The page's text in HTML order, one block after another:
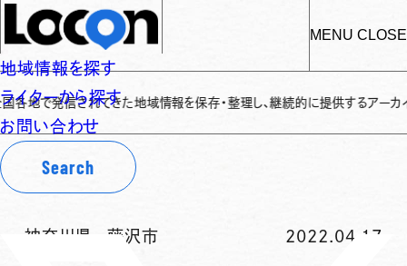
MENU CLOSE
地域情報を探す
ライターから探す
お問い合わせ
Search
れてきた地域情報を保存・整理し、継続的に提供するアーカイブサイトです
神奈川県 藤沢市 2022.04.17